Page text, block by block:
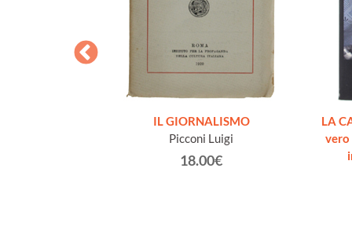
IL GIORNALISMO
Picconi Luigi
18.00€
LA
vero